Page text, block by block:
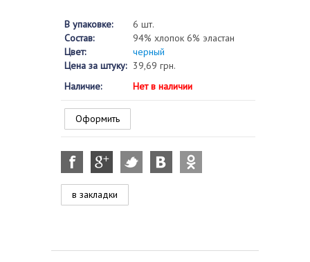
В упаковке:
6 шт.
Состав:
94% хлопок 6% эластан
Цвет:
черный
Цена за штуку: 39,69 грн.
Наличие:
Нет в наличии
Оформить
в закладки